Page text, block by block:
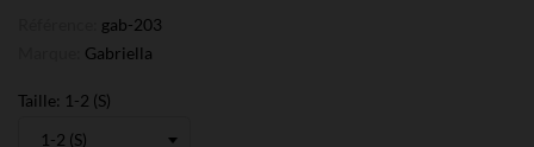
gab-203
Gabriella
Taille: 1-2 (S)